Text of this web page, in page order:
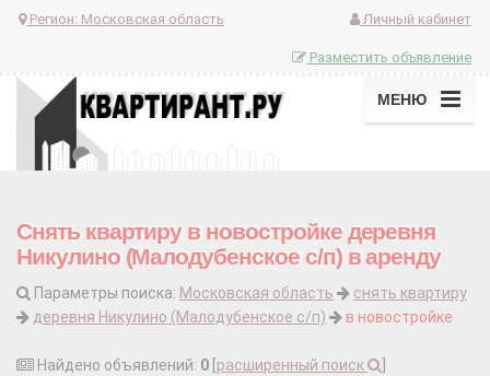
Регион: Московская область Личный кабинет
Разместить объявление
МЕНЮ
Снять квартиру в новостройке деревня
Никулино (Малодубенское с/п) в аренду
Параметры поиска: Московская область
снять квартиру
деревня Никулино (Малодубенское с/п)
в новостройке
Найдено объявлений: 0 расширенный поиск